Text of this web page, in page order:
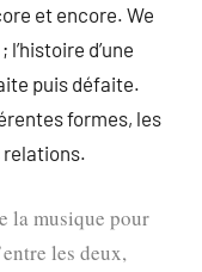
et encore. We
d’une
puis défaite.
formes, les
relations.
la musique pour
les deux,